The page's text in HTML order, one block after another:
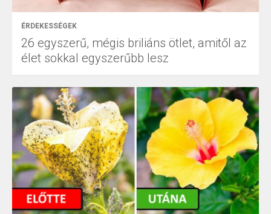
ÉRDEKESSÉGEK
26 egyszerű, mégis briliáns ötlet, amitől az
élet sokkal egyszerűbb lesz